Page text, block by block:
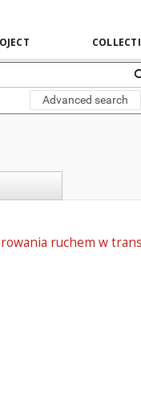
Advanced search
ruchem w